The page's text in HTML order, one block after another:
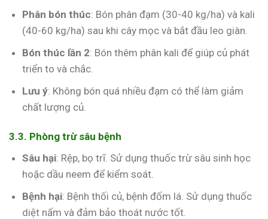
Phân bón thúc: Bón phân đạm (30-40 kg/ha) và kali
(40-60 kg/ha) sau khi cây mọc và bắt đầu leo giàn.
Bón thúc lần 2: Bón thêm phân kali để giúp củ phát
triển to và chắc.
Lưu ý: Không bón quá nhiều đạm có thể làm giảm
chất lượng củ.
3.3. Phòng trừ sâu bệnh
Sâu hại: Rệp, bọ trĩ. Sử dụng thuốc trừ sâu sinh học
hoặc dầu neem để kiểm soát.
Bệnh hại: Bệnh thối củ, bệnh đốm lá. Sử dụng thuốc
diệt nấm và đảm bảo thoát nước tốt.